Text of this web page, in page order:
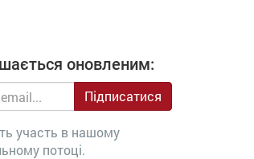
оновленим:
Підписатися
участь в нашому
потоці.